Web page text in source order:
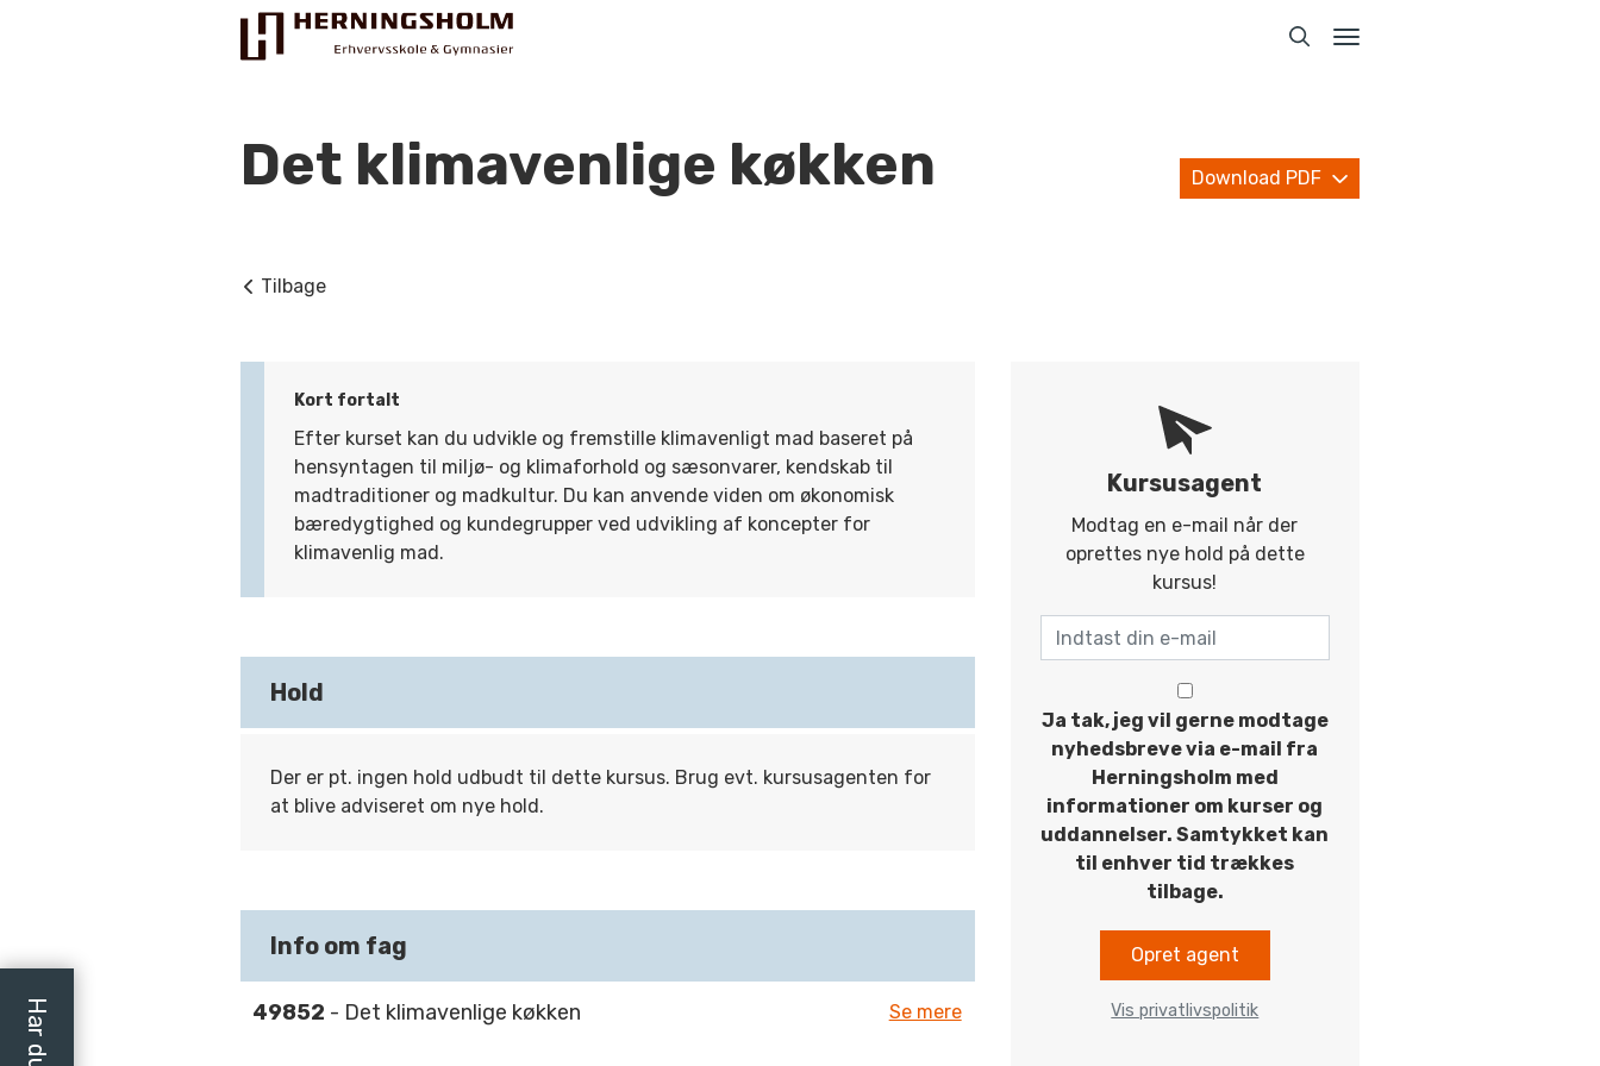
Det klimavenlige køkken Download PDF
Tilbage
Kort fortalt
Efter kurset kan du udvikle og fremstille klimavenligt mad baseret på
hensyntagen til miljø- og klimaforhold og sæsonvarer, kendskab til
madtraditioner og madkultur. Du kan anvende viden om økonomisk
bæredygtighed og kundegrupper ved udvikling af koncepter for
klimavenlig mad.
Hold
Der er pt. ingen hold udbudt til dette kursus. Brug evt. kursusagenten for
at blive adviseret om nye hold.
Info om fag
49852 - Det klimavenlige køkken Se mere
Kursusagent
Modtag en e-mail når der
oprettes nye hold på dette
kursus!
Ja tak, jeg vil gerne modtage
nyhedsbreve via e-mail fra
Herningsholm med
informationer om kurser og
uddannelser. Samtykket kan
til enhver tid trækkes
tilbage.
Opret agent
Vis privatlivspolitik